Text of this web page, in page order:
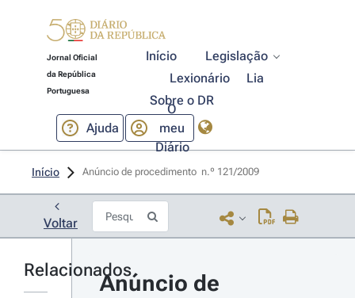
Jornal Oficial
da República
Portuguesa
Início
Legislação
Lexionário
Lia
Sobre o DR
Ajuda
O
meu
Diário
Início Anúncio de procedimento  n.º 121/2009
Voltar
Relacionados
Anúncio de